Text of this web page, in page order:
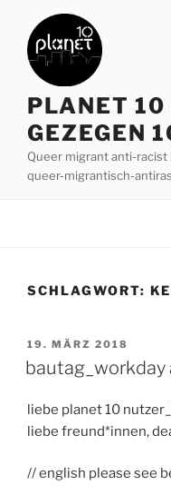
Inhalt
springen
PLANET
GEZEGEN
Queer migrant anti-
queer-migrantisch-
SCHLAGWORT:
VERÖFFENTLICHT
AM
19. MÄRZ 2018
bautag_workday
liebe planet 10
liebe freund*innen,
// english please see